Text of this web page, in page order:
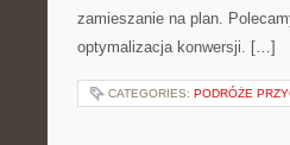
zamieszanie na plan.
optymalizacja konwersji. […]
CATEGORIES: PODRÓŻE